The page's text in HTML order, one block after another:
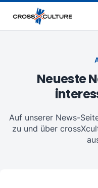
Neueste
Auf unserer News-
zu und über